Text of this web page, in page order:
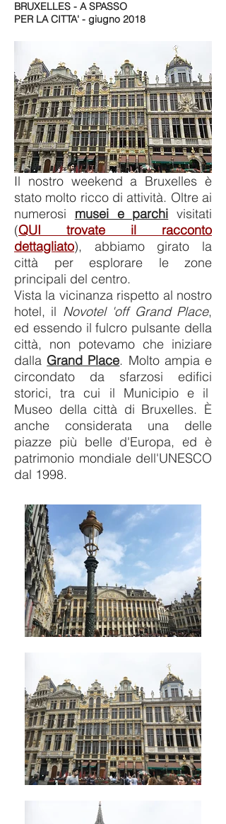
BRUXELLES - A SPASSO
PER LA CITTA' - giugno 2018
Il nostro weekend a Bruxelles è
stato molto ricco di attività. Oltre ai
numerosi musei e parchi visitati
(QUI trovate il racconto
dettagliato), abbiamo girato la
città per esplorare le zone
principali del centro.
Vista la vicinanza rispetto al nostro
hotel, il Novotel 'off Grand Place,
ed essendo il fulcro pulsante della
città, non potevamo che iniziare
dalla Grand Place. Molto ampia e
circondato da sfarzosi edifici
storici, tra cui il Municipio e il
Museo della città di Bruxelles. È
anche considerata una delle
piazze più belle d'Europa, ed è
patrimonio mondiale dell'UNESCO
dal 1998.